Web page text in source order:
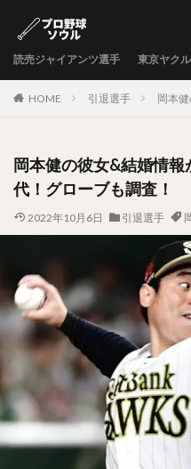
読売ジャイアンツ選手 東京ヤク
HOME 引退選手 岡本
岡本健の彼女&結婚情
代！グローブも調査！
2022年10月6日 引退選手
岩嵜翔（いわさきしょう）
日暮矢麻人（ひぐらしやまと
柳田悠岐（やなぎたゆうき
源田壮亮（げんだそうすけ
秋山幸二（あきやまこうじ
近本光司（ちかもとこうじ
村上宗隆（むらかみむねた
中島卓也（なかしまたくや）
杉浦稔大（すぎうらとしひろ
松山竜平（まつやまりゅう
田中将大（たなかまさひろ）
中村奨吾（なかむらしょうご